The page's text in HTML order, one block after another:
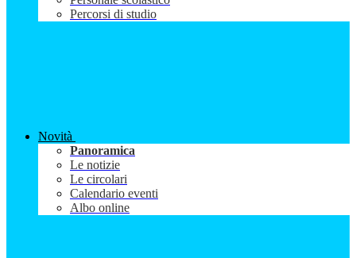
Percorsi di studio
Novità
Panoramica
Le notizie
Le circolari
Calendario eventi
Albo online